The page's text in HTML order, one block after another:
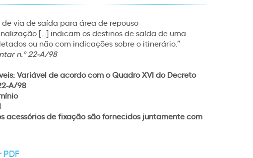
via de saída para área de repouso
[…] indicam os destinos de saída de uma
ou não com indicações sobre o itinerário.”
n.º 22-A/98
Variável de acordo com o Quadro XVI do Decreto
A/98
acessórios de fixação são fornecidos juntamente com